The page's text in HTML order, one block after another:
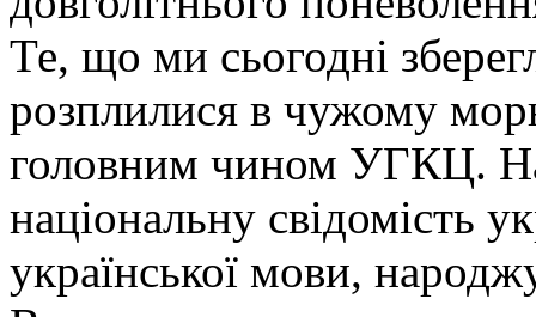
Те, що ми сьогодні
розплилися в чужому
головним чином УГКЦ.
національну свідомість
української мови,